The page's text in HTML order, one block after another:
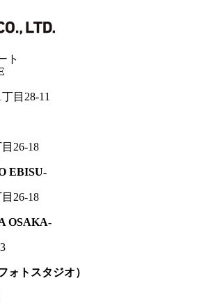
ト
目28-11
26-18
EBISU-
26-18
OSAKA-
ォトスタジオ）